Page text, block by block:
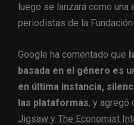
luego se lanzará como una
periodistas de la
Google ha comentado que
basada en el género es
en última instancia,
las plataformas, y agregó
Jigsaw y The Economist